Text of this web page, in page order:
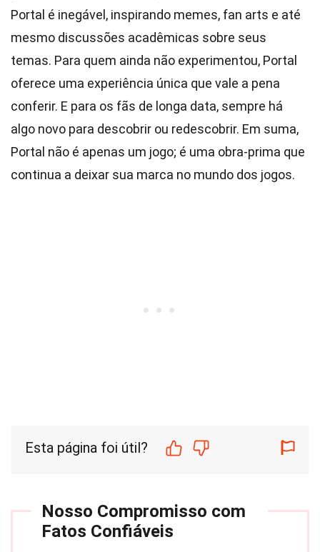
Portal é inegável, inspirando memes, fan arts e até
mesmo discussões acadêmicas sobre seus
temas. Para quem ainda não experimentou, Portal
oferece uma experiência única que vale a pena
conferir. E para os fãs de longa data, sempre há
algo novo para descobrir ou redescobrir. Em suma,
Portal não é apenas um jogo; é uma obra-prima que
continua a deixar sua marca no mundo dos jogos.
Esta página foi útil?
Nosso Compromisso com
Fatos Confiáveis